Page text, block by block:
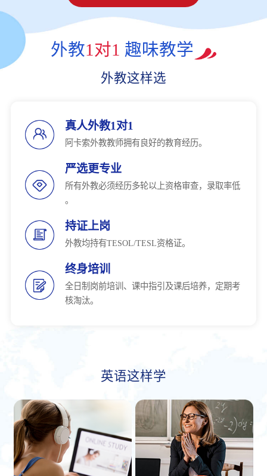
外教1对1 趣味教学
外教这样选
真人外教1对1
阿卡索外教教师拥有良好的教育经历。
严选更专业
所有外教必须经历多轮以上资格审查，录取率低
。
持证上岗
外教均持有TESOL/TESL资格证。
终身培训
全日制岗前培训、课中指引及课后培养，定期考
核淘汰。
英语这样学